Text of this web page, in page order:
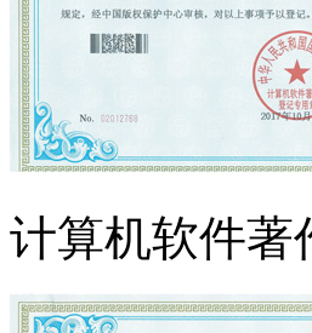
计算机软件著